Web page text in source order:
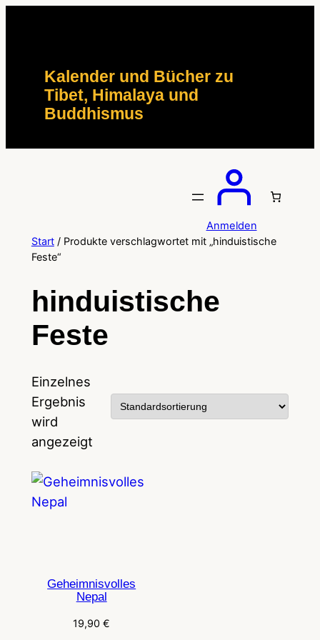
Kalender und Bücher zu
Tibet, Himalaya und
Buddhismus
Anmelden
Start/ Produkte verschlagwortet mit „hinduistische
Feste“
hinduistische
Feste
Einzelnes
Ergebnis
wird
angezeigt
Geheimnisvolles
Nepal
19,90€